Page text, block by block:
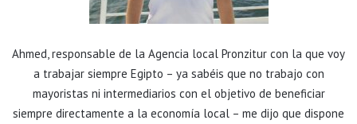
Ahmed, responsable de la Agencia local Pronzitur con la que voy
a trabajar siempre Egipto – ya sabéis que no trabajo con
mayoristas ni intermediarios con el objetivo de beneficiar
siempre directamente a la economía local – me dijo que dispone